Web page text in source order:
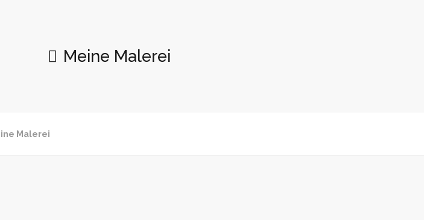
Meine Malerei
Malerei